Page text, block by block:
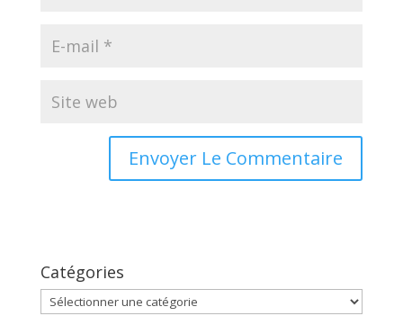
Catégories
Catégories